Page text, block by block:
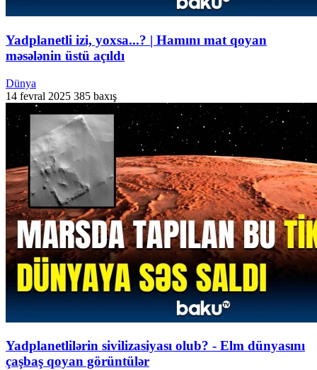
Yadplanetli izi, yoxsa...? | Hamını mat qoyan
məsələnin üstü açıldı
Dünya
14 fevral 2025 385 baxış
Yadplanetlilərin sivilizasiyası olub? - Elm dünyasını
çaşbaş qoyan görüntülər